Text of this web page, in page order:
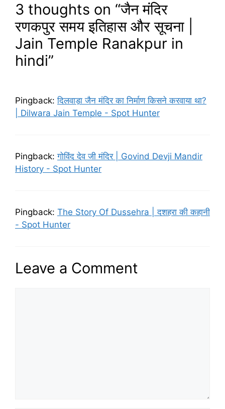
3 thoughts on “जैन मंदिर
रणकपुर समय इतिहास और सूचना |
Jain Temple Ranakpur in
hindi”
Pingback:दिलवाड़ा जैन मंदिर का निर्माण किसने करवाया था?
| Dilwara Jain Temple - Spot Hunter
Pingback:गोविंद देव जी मंदिर | Govind Devji Mandir
History - Spot Hunter
Pingback: The Story Of Dussehra | दशहरा की कहानी
- Spot Hunter
Leave a Comment